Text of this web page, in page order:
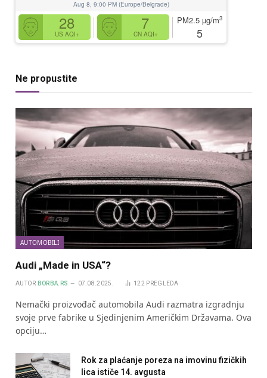
Aug 8, 9:00 PM (Europe/Belgrade)
28
US AQI+
7
CN AQI+
PM2.5 µg/m3
5
Ne propustite
AUTOMOBILI
Audi „Made in USA“?
AUTOR BORBA.RS 07.08.2025. 122 PREGLEDA
Nemački proizvođač automobila Audi razmatra izgradnju
svoje prve fabrike u Sjedinjenim Američkim Državama. Ova
opciju…
Rok za plaćanje poreza na imovinu fizičkih
lica ističe 14. avgusta